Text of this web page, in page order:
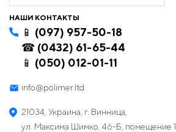
НАШИ КОНТАКТЫ
📱 (097) 957-50-18
☎ (0432) 61-65-44
📱 (050) 012-01-11
info@polimer.ltd
21034, Украина, г. Винница,
ул. Максима Шимко, 46-Б, помещение 1